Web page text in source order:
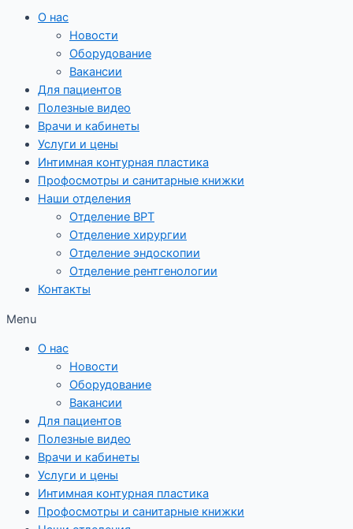
О нас
Новости
Оборудование
Вакансии
Для пациентов
Полезные видео
Врачи и кабинеты
Услуги и цены
Интимная контурная пластика
Профосмотры и санитарные книжки
Наши отделения
Отделение ВРТ
Отделение хирургии
Отделение эндоскопии
Отделение рентгенологии
Контакты
Menu
О нас
Новости
Оборудование
Вакансии
Для пациентов
Полезные видео
Врачи и кабинеты
Услуги и цены
Интимная контурная пластика
Профосмотры и санитарные книжки